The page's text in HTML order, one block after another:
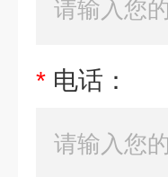
* 电话：